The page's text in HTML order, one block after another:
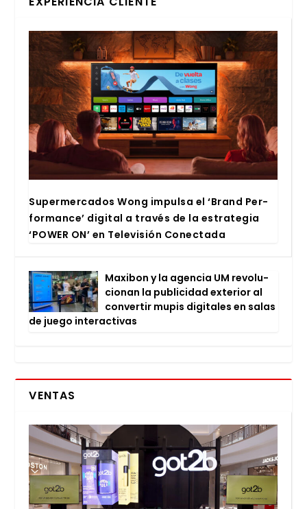
Super­mer­ca­dos Wong impul­sa el ‘Brand Per­
for­man­ce’ digi­tal a tra­vés de la estra­te­gia
‘POWER ON’ en Tele­vi­sión Conec­ta­da
Maxi­bon y la agen­cia UM revo­lu­
cio­nan la publi­ci­dad exte­rior al
con­ver­tir mupis digi­ta­les en salas
de jue­go inter­ac­ti­vas
VENTAS